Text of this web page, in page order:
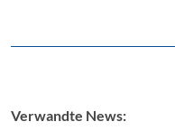
Verwandte News: